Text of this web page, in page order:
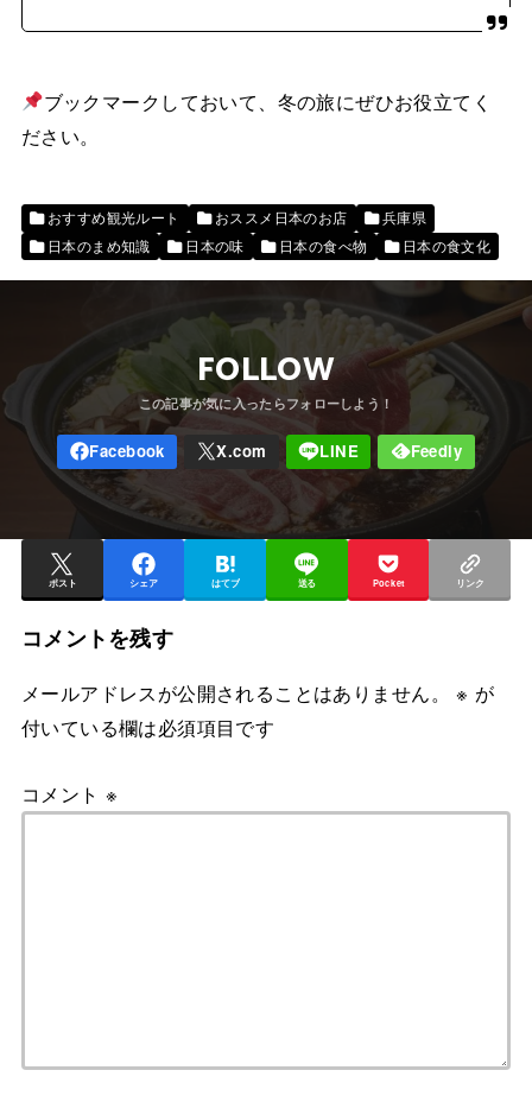
ブックマークしておいて、冬の旅にぜひお役立てく
ださい。
おすすめ観光ルート おススメ日本のお店
兵庫県
日本のまめ知識
日本の味 日本の食べ物 日本の食文化
FOLLOW
ポスト シェア はてブ 送る Pocket リンク
コメントを残す
メールアドレスが公開されることはありません。 ※ が
付いている欄は必須項目です
コメント ※